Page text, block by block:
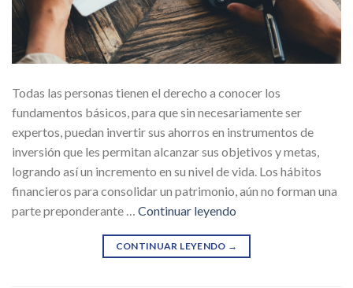
Todas las personas tienen el derecho a conocer los
fundamentos básicos, para que sin necesariamente ser
expertos, puedan invertir sus ahorros en instrumentos de
inversión que les permitan alcanzar sus objetivos y metas,
logrando así un incremento en su nivel de vida. Los hábitos
financieros para consolidar un patrimonio, aún no forman una
parte preponderante … Continuar leyendo
CONTINUAR LEYENDO →